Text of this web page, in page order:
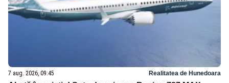
7 aug. 2026, 09:45 Realitatea de Hunedoara